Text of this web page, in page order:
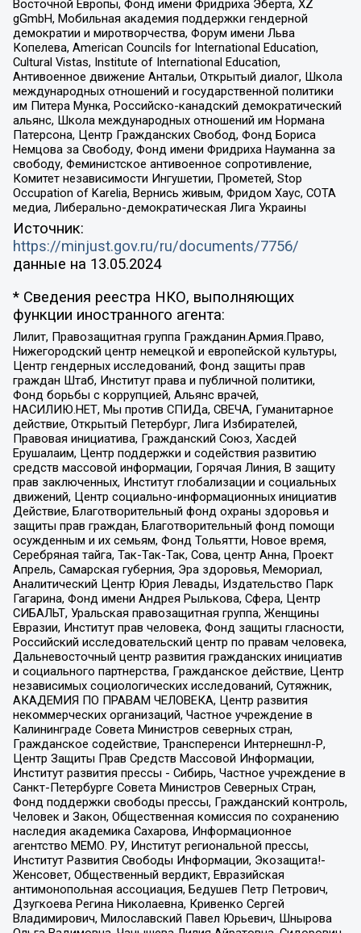
Восточной Европы, Фонд имени Фридриха Эберта, XZ
gGmbH, Мобильная академия поддержки гендерной
демократии и миротворчества, Форум имени Льва
Копелева, American Councils for International Education,
Cultural Vistas, Institute of International Education,
Антивоенное движение Антальи, Открытый диалог, Школа
международных отношений и государственной политики
им Питера Мунка, Российско-канадский демократический
альянс, Школа международных отношений им Нормана
Патерсона, Центр Гражданских Свобод, Фонд Бориса
Немцова за Свободу, Фонд имени Фридриха Науманна за
свободу, Феминистское антивоенное сопротивление,
Комитет независимости Ингушетии, Прометей, Stop
Occupation of Karelia, Вернись живым, Фридом Хаус, СОТА
медиа, Либерально-демократическая Лига Украины
Источник:
https://minjust.gov.ru/ru/documents/7756/
данные на 13.05.2024
* Сведения реестра НКО, выполняющих
функции иностранного агента:
Лилит, Правозащитная группа Гражданин.Армия.Право,
Нижегородский центр немецкой и европейской культуры,
Центр гендерных исследований, Фонд защиты прав
граждан Штаб, Институт права и публичной политики,
Фонд борьбы с коррупцией, Альянс врачей,
НАСИЛИЮ.НЕТ, Мы против СПИДа, СВЕЧА, Гуманитарное
действие, Открытый Петербург, Лига Избирателей,
Правовая инициатива, Гражданский Союз, Хасдей
Ерушалаим, Центр поддержки и содействия развитию
средств массовой информации, Горячая Линия, В защиту
прав заключенных, Институт глобализации и социальных
движений, Центр социально-информационных инициатив
Действие, Благотворительный фонд охраны здоровья и
защиты прав граждан, Благотворительный фонд помощи
осужденным и их семьям, Фонд Тольятти, Новое время,
Серебряная тайга, Так-Так-Так, Сова, центр Анна, Проект
Апрель, Самарская губерния, Эра здоровья, Мемориал,
Аналитический Центр Юрия Левады, Издательство Парк
Гагарина, Фонд имени Андрея Рылькова, Сфера, Центр
СИБАЛЬТ, Уральская правозащитная группа, Женщины
Евразии, Институт прав человека, Фонд защиты гласности,
Российский исследовательский центр по правам человека,
Дальневосточный центр развития гражданских инициатив
и социального партнерства, Гражданское действие, Центр
независимых социологических исследований, Сутяжник,
АКАДЕМИЯ ПО ПРАВАМ ЧЕЛОВЕКА, Центр развития
некоммерческих организаций, Частное учреждение в
Калининграде Совета Министров северных стран,
Гражданское содействие, Трансперенси Интернешнл-Р,
Центр Защиты Прав Средств Массовой Информации,
Институт развития прессы - Сибирь, Частное учреждение в
Санкт-Петербурге Совета Министров Северных Стран,
Фонд поддержки свободы прессы, Гражданский контроль,
Человек и Закон, Общественная комиссия по сохранению
наследия академика Сахарова, Информационное
агентство МЕМО. РУ, Институт региональной прессы,
Институт Развития Свободы Информации, Экозащита!-
Женсовет, Общественный вердикт, Евразийская
антимонопольная ассоциация, Бедушев Петр Петрович,
Дзугкоева Регина Николаевна, Кривенко Сергей
Владимирович, Милославский Павел Юрьевич, Шнырова